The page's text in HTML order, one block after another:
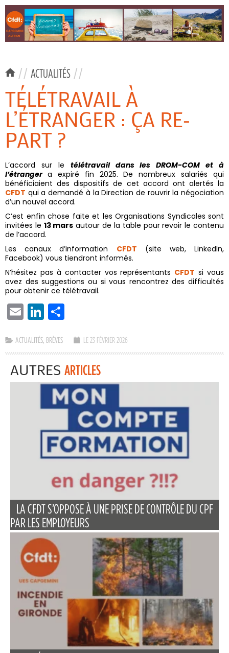
// ACTUALITÉS //
TÉLÉTRAVAIL À
L’ÉTRANGER : ÇA RE-
PART ?
L’accord sur le télétravail dans les DROM-COM et à
l’étranger a expiré fin 2025. De nombreux salariés qui
bénéficiaient des dispositifs de cet accord ont alertés la
CFDT qui a demandé à la Direction de rouvrir la négociation
d’un nouvel accord.
C’est enfin chose faite et les Organisations Syndicales sont
invitées le 13 mars autour de la table pour revoir le contenu
de l’accord.
Les canaux d’information CFDT (site web, LinkedIn,
Facebook) vous tiendront informés.
N’hésitez pas à contacter vos représentants CFDT si vous
avez des suggestions ou si vous rencontrez des difficultés
pour obtenir ce télétravail.
EMAIL LINKEDIN
ACTUALITÉS, BRÈVES LE 23 FÉVRIER 2026
AUTRES ARTICLES
LA CFDT S’OPPOSE À UNE PRISE DE CONTRÔLE DU CPF
PAR LES EMPLOYEURS